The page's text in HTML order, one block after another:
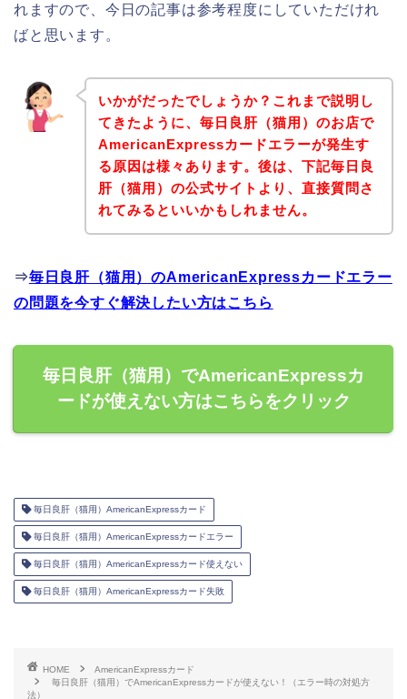
れますので、今日の記事は参考程度にしていただけれ
ばと思います。
いかがだったでしょうか？これまで説明し
てきたように、毎日良肝（猫用）のお店で
AmericanExpressカードエラーが発生す
る原因は様々あります。後は、下記毎日良
肝（猫用）の公式サイトより、直接質問さ
れてみるといいかもしれません。
⇒毎日良肝（猫用）のAmericanExpressカードエラー
の問題を今すぐ解決したい方はこちら
毎日良肝（猫用）でAmericanExpressカ
ードが使えない方はこちらをクリック
毎日良肝（猫用）AmericanExpressカード
毎日良肝（猫用）AmericanExpressカードエラー
毎日良肝（猫用）AmericanExpressカード使えない
毎日良肝（猫用）AmericanExpressカード失敗
HOME
AmericanExpressカード
毎日良肝（猫用）でAmericanExpressカードが使えない！（エラー時の対処方
法）